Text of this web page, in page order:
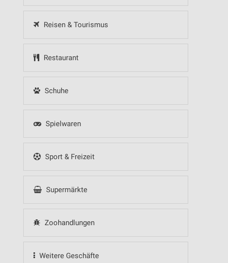
Reisen & Tourismus
Restaurant
Schuhe
Spielwaren
Sport & Freizeit
Supermärkte
Zoohandlungen
Weitere Geschäfte